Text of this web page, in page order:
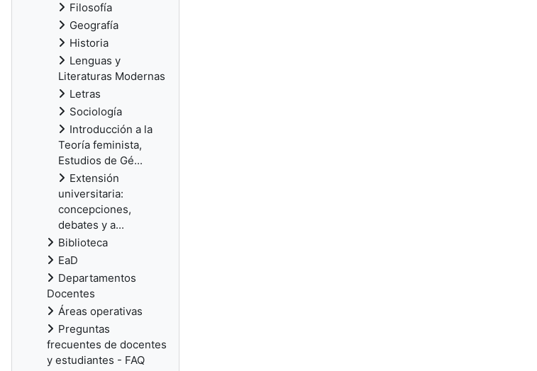
Filosofía
Geografía
Historia
Lenguas y
Literaturas Modernas
Letras
Sociología
Introducción a la
Teoría feminista,
Estudios de Gé...
Extensión
universitaria:
concepciones,
debates y a...
Biblioteca
EaD
Departamentos
Docentes
Áreas operativas
Preguntas
frecuentes de docentes
y estudiantes - FAQ